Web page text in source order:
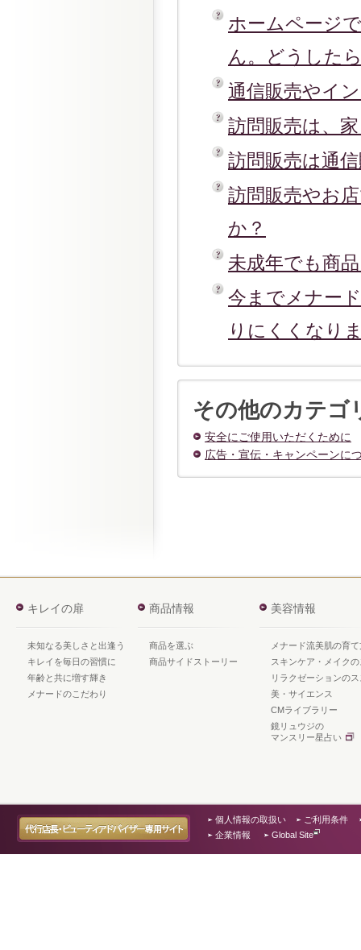
ホームページ
ん。どうした
通信販売やイ
訪問販売は、
訪問販売は通
訪問販売やお
か？
未成年でも商
今までメナー
りにくくなり
その他のカテゴ
安全にご使用いただくために
広告・宣伝・キャンペーンに
キレイの扉
未知なる美しさと出逢う
キレイを毎日の習慣に
年齢と共に増す輝き
メナードのこだわり
商品情報
商品を選ぶ
商品サイドストーリー
美容情報
メナード流美肌の育て
スキンケア・メイク
リラクゼーションの
美・サイエンス
CMライブラリー
鏡リュウジの
マンスリー星占い
個人情報の取扱い
ご利用条件
企業情報
Global Site